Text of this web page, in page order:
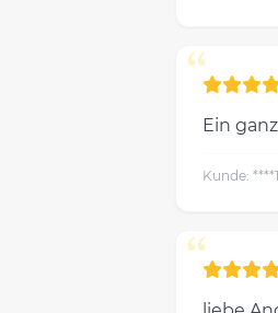
“
Ein
Kunde:
“